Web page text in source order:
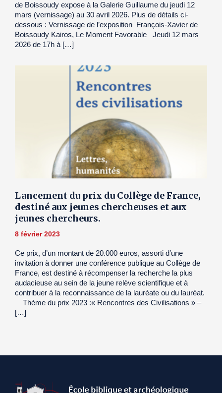
de Boissoudy expose à la Galerie Guillaume du jeudi 12
mars (vernissage) au 30 avril 2026. Plus de détails ci-
dessous : Vernissage de l’exposition François-Xavier de
Boissoudy Kairos, Le Moment Favorable Jeudi 12 mars
2026 de 17h à […]
Lancement du prix du Collège de France,
destiné aux jeunes chercheuses et aux
jeunes chercheurs.
8 février 2023
Ce prix, d’un montant de 20.000 euros, assorti d’une
invitation à donner une conférence publique au Collège de
France, est destiné à récompenser la recherche la plus
audacieuse au sein de la jeune relève scientifique et à
contribuer à la reconnaissance de la lauréate ou du lauréat.
Thème du prix 2023 :« Rencontres des Civilisations » –
[…]